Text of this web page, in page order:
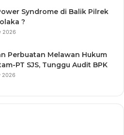
Syndrome di Balik Pilrek
?
2026
Perbuatan Melawan Hukum
PT SJS, Tunggu Audit BPK
2026